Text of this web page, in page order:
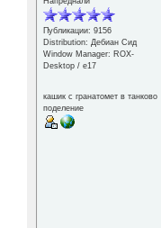
Публикации: 9156
Distribution: Дебиан Сид
Window Manager: ROX-
Desktop / е17
кашик с гранатомет в танково
поделение